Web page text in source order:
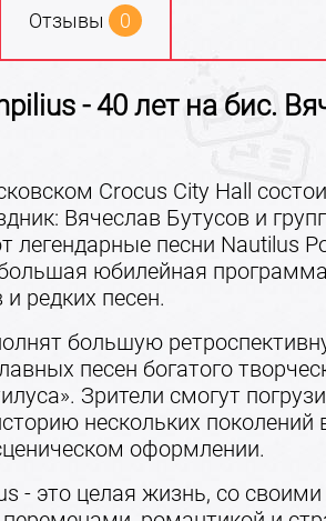
Отзывы 0
- 40 лет на бис.
Crocus City Hall
Вячеслав Бутусов и
легендарные песни Nautilus
юбилейная
редких песен.
большую
песен богатого
Зрители смогут
нескольких поколений
оформлении.
- это целая жизнь, со своими